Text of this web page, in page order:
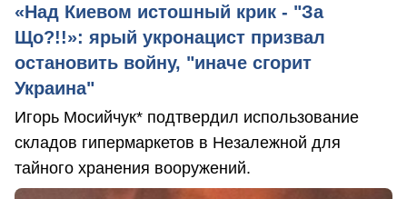
«Над Киевом истошный крик - "За
Що?!!»: ярый укронацист призвал
остановить войну, "иначе сгорит
Украина"
Игорь Мосийчук* подтвердил использование
складов гипермаркетов в Незалежной для
тайного хранения вооружений.